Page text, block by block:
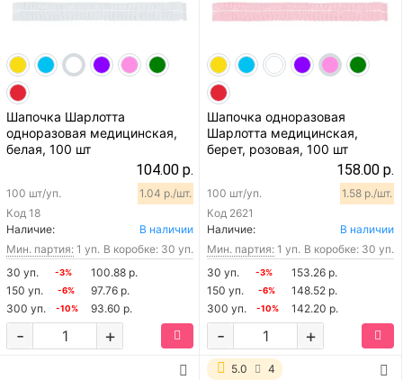
Шапочка Шарлотта
одноразовая медицинская,
белая, 100 шт
104.00 р.
Код 18
100 шт/уп. 1.04 р./шт.
Наличие:
В наличии
Мин. партия: 1 уп. В коробке: 30 уп.
30 уп.
-3%
100.88 р.
150 уп.
-6%
97.76 р.
300 уп.
-10% 93.60 р.
+
-
Шапочка одноразовая
Шарлотта медицинская,
берет, розовая, 100 шт
158.00 р.
Код 2621
100 шт/уп. 1.58 р./шт.
Наличие:
В наличии
Мин. партия: 1 уп. В коробке: 30 уп.
30 уп.
-3%
153.26 р.
150 уп.
-6%
148.52 р.
300 уп.
-10% 142.20 р.
+
-
5.0 4